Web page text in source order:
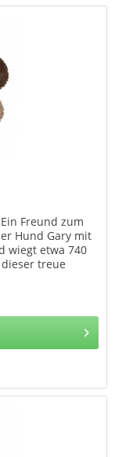
Freund zum
Hund Gary mit
wiegt etwa 740
treue